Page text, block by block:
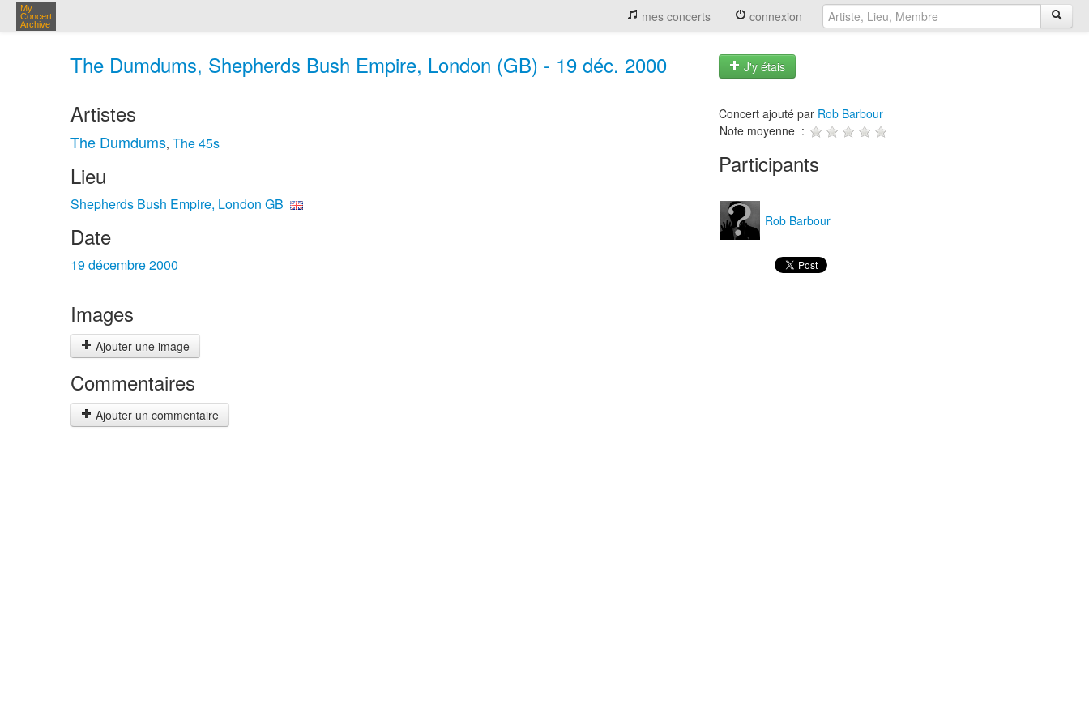
My
Concert
Archive
mes concerts connexion
The Dumdums, Shepherds Bush Empire, London (GB) - 19 déc. 2000 J'y étais
Artistes
The Dumdums, The 45s
Lieu
Shepherds Bush Empire, London GB
Date
19 décembre 2000
Images
Ajouter une image
Commentaires
Ajouter un commentaire
Concert ajouté par Rob Barbour
Note moyenne :
Participants
Rob Barbour